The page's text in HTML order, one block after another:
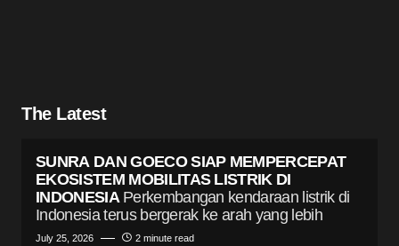
The Latest
SUNRA DAN GOECO SIAP MEMPERCEPAT
EKOSISTEM MOBILITAS LISTRIK DI
INDONESIA Perkembangan kendaraan listrik di
Indonesia terus bergerak ke arah yang lebih
July 25, 2026 2 minute read